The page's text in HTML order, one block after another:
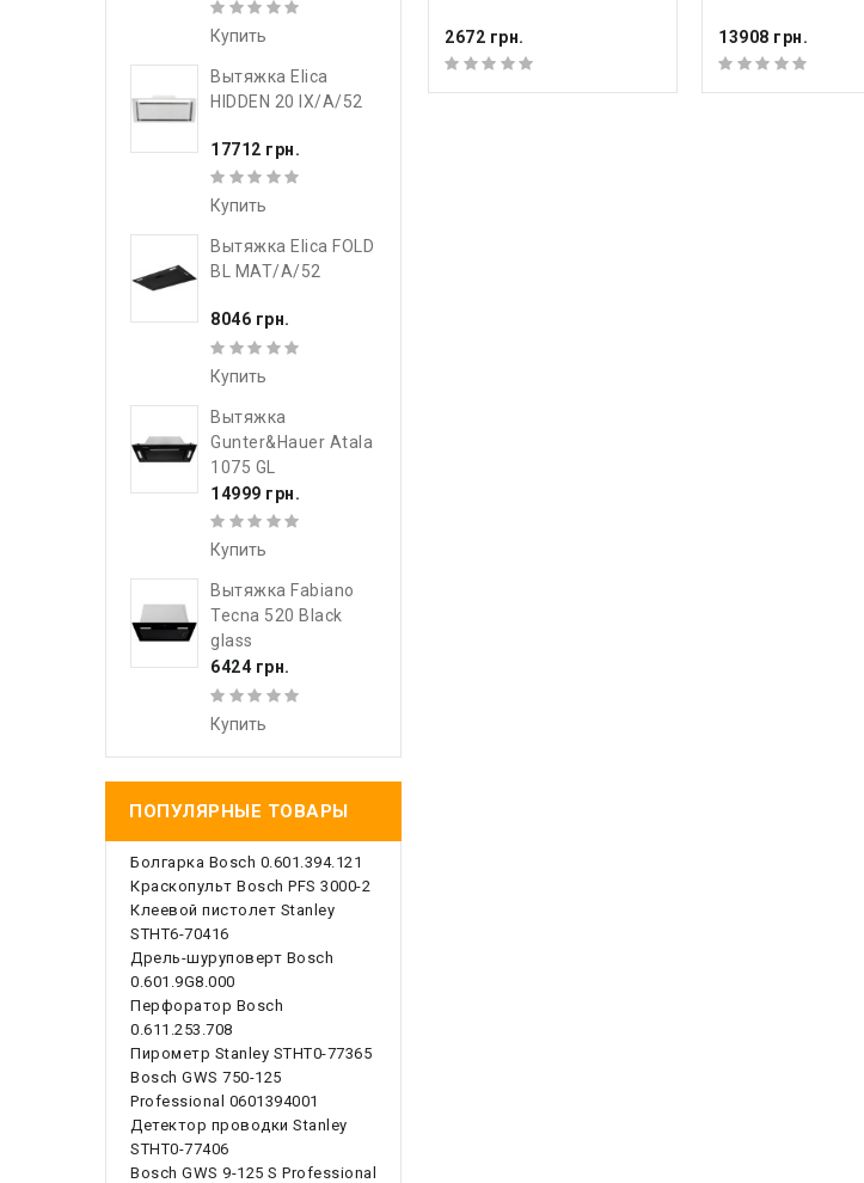
Купить
Вытяжка Elica
HIDDEN 20 IX/A/52
17712 грн.
Купить
Вытяжка Elica FOLD
BL MAT/A/52
8046 грн.
Купить
Вытяжка
Gunter&Hauer Atala
1075 GL
14999 грн.
Купить
Вытяжка Fabiano
Tecna 520 Black
glass
6424 грн.
Купить
ПОПУЛЯРНЫЕ ТОВАРЫ
Болгарка Bosch 0.601.394.121
Краскопульт Bosch PFS 3000-2
Клеевой пистолет Stanley
STHT6-70416
Дрель-шуруповерт Bosch
0.601.9G8.000
Перфоратор Bosch
0.611.253.708
Пирометр Stanley STHT0-77365
Bosch GWS 750-125
Professional 0601394001
Детектор проводки Stanley
STHT0-77406
Bosch GWS 9-125 S Professional
2672 грн. 13908 грн.